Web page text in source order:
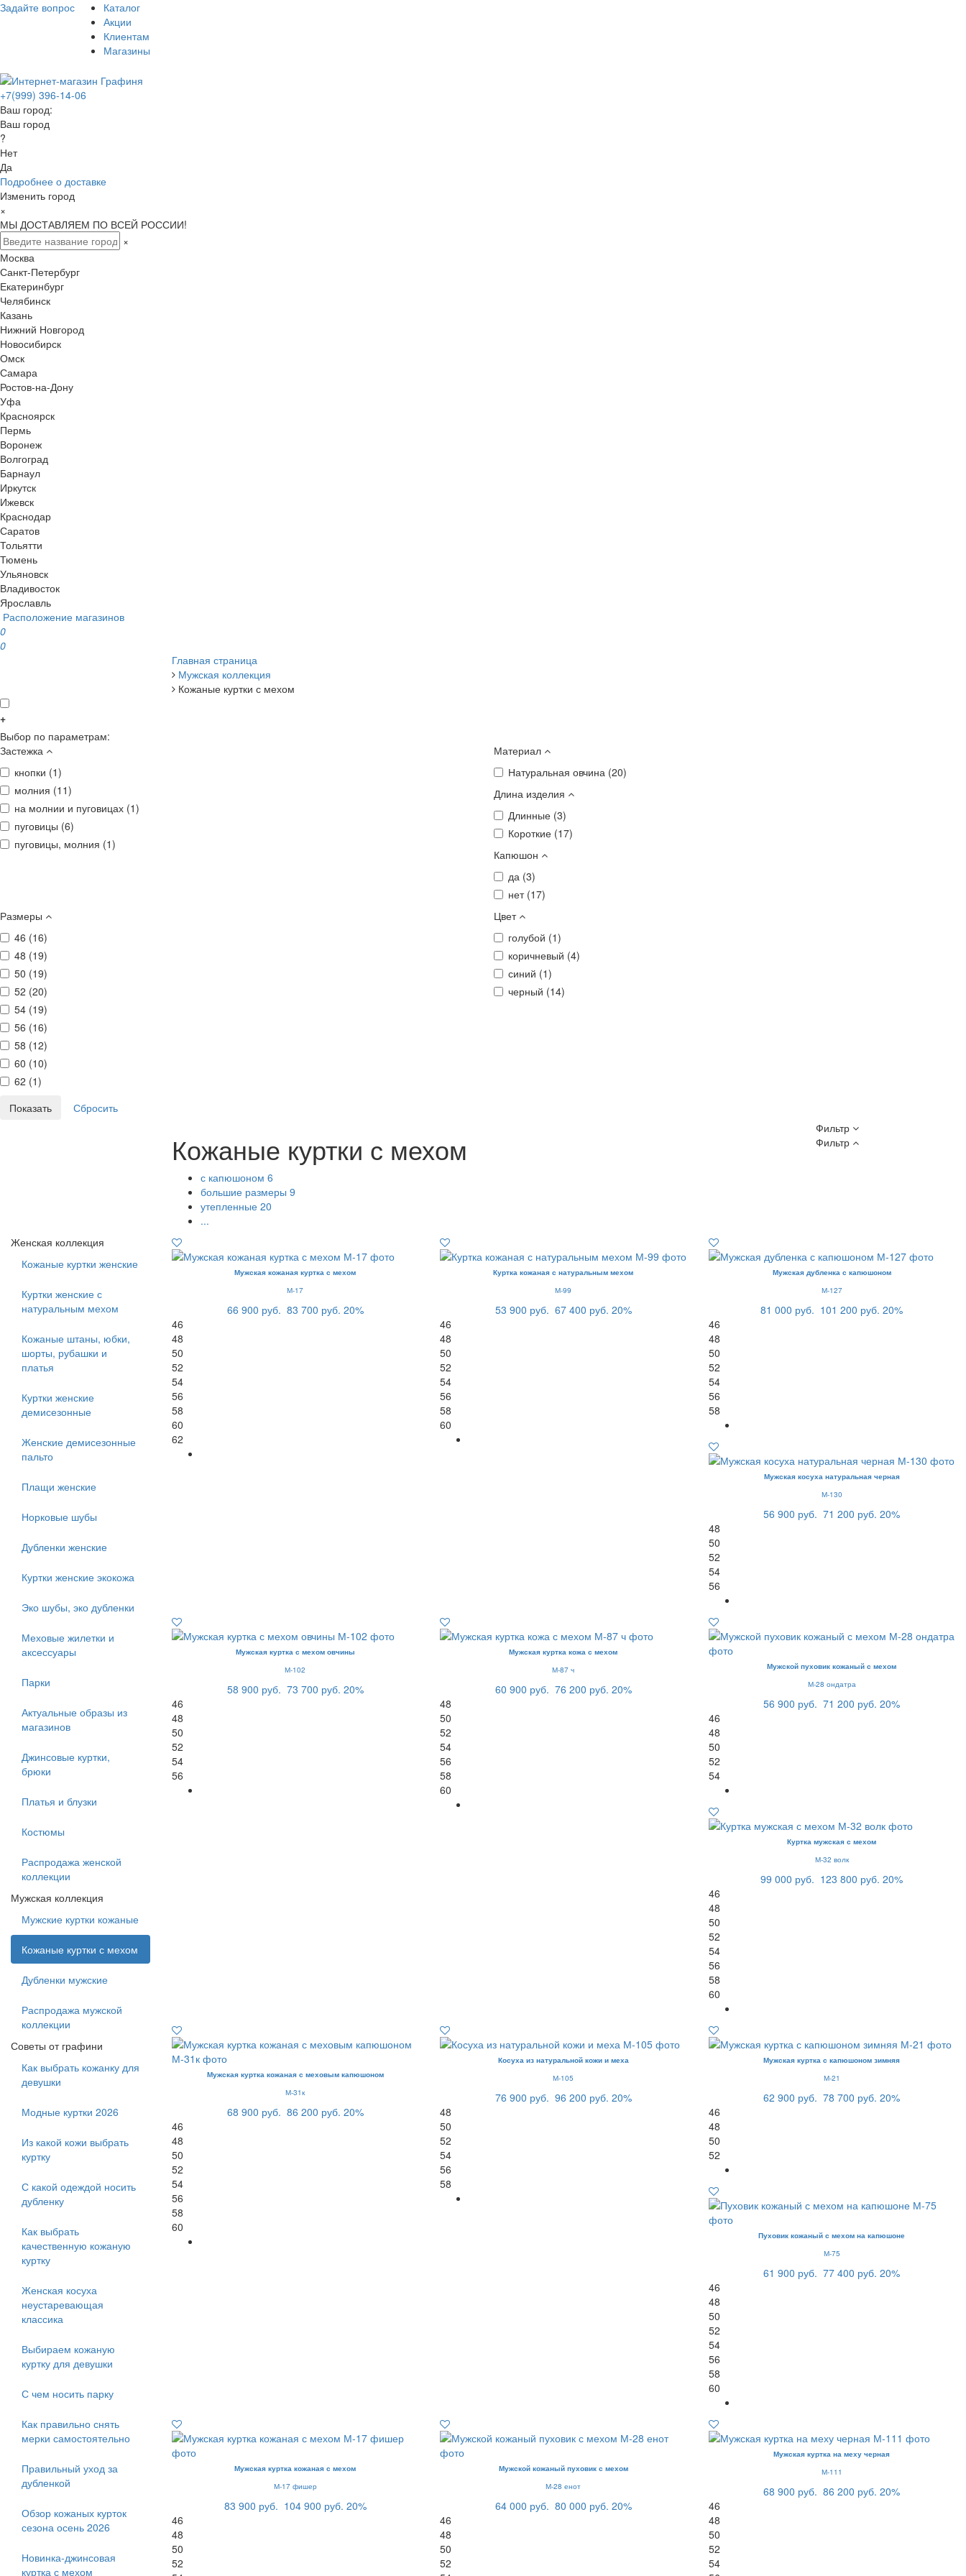
Задайте вопрос
Каталог
Акции
Клиентам
Магазины
+7(999) 396-14-06
Ваш город:
Ваш город
?
Нет
Да
Подробнее о доставке
Изменить город
×
МЫ ДОСТАВЛЯЕМ ПО ВСЕЙ РОССИИ!
×
Москва
Санкт-Петербург
Екатеринбург
Челябинск
Казань
Нижний Новгород
Новосибирск
Омск
Самара
Ростов-на-Дону
Уфа
Красноярск
Пермь
Воронеж
Волгоград
Барнаул
Иркутск
Ижевск
Краснодар
Саратов
Тольятти
Тюмень
Ульяновск
Владивосток
Ярославль
Расположение магазинов
0
0
Главная страница
Мужская коллекция
Кожаные куртки с мехом
+
Выбор по параметрам:
Застежка
кнопки (1)
молния (11)
на молнии и пуговицах (1)
пуговицы (6)
пуговицы, молния (1)
Материал
Натуральная овчина (20)
Длина изделия
Длинные (3)
Короткие (17)
Капюшон
да (3)
нет (17)
Размеры
46 (16)
48 (19)
50 (19)
52 (20)
54 (19)
56 (16)
58 (12)
60 (10)
62 (1)
Цвет
голубой (1)
коричневый (4)
синий (1)
черный (14)
Кожаные куртки с мехом
с капюшоном 6
большие размеры 9
утепленные 20
...
Фильтр
Фильтр
Женская коллекция
Кожаные куртки женские
Куртки женские с
натуральным мехом
Кожаные штаны, юбки,
шорты, рубашки и
платья
Куртки женские
демисезонные
Женские демисезонные
пальто
Плащи женские
Норковые шубы
Дубленки женские
Куртки женские экокожа
Эко шубы, эко дубленки
Меховые жилетки и
аксессуары
Парки
Актуальные образы из
магазинов
Джинсовые куртки,
брюки
Платья и блузки
Костюмы
Распродажа женской
коллекции
Мужская коллекция
Мужские куртки кожаные
Кожаные куртки с мехом
Дубленки мужские
Распродажа мужской
коллекции
Советы от графини
Как выбрать кожанку для
девушки
Модные куртки 2026
Из какой кожи выбрать
куртку
С какой одеждой носить
дубленку
Как выбрать
качественную кожаную
куртку
Женская косуха
неустаревающая
классика
Выбираем кожаную
куртку для девушки
С чем носить парку
Как правильно снять
мерки самостоятельно
Правильный уход за
дубленкой
Обзор кожаных курток
сезона осень 2026
Новинка-джинсовая
куртка с мехом
Мужская кожаная куртка с мехом
М-17
66 900 руб. 83 700 руб. 20%
46
48
50
52
54
56
58
60
62
Куртка кожаная с натуральным мехом
М-99
53 900 руб. 67 400 руб. 20%
46
48
50
52
54
56
58
60
Мужская дубленка с капюшоном
М-127
81 000 руб. 101 200 руб. 20%
46
48
50
52
54
56
58
Мужская косуха натуральная черная
М-130
56 900 руб. 71 200 руб. 20%
48
50
52
54
56
Мужская куртка с мехом овчины
М-102
58 900 руб. 73 700 руб. 20%
46
48
50
52
54
56
Мужская куртка кожа с мехом
М-87 ч
60 900 руб. 76 200 руб. 20%
48
50
52
54
56
58
60
Мужской пуховик кожаный с мехом
М-28 ондатра
56 900 руб. 71 200 руб. 20%
46
48
50
52
54
Куртка мужская с мехом
М-32 волк
99 000 руб. 123 800 руб. 20%
46
48
50
52
54
56
58
60
Мужская куртка кожаная с меховым капюшоном
М-31к
68 900 руб. 86 200 руб. 20%
46
48
50
52
54
56
58
60
Косуха из натуральной кожи и меха
М-105
76 900 руб. 96 200 руб. 20%
48
50
52
54
56
58
Мужская куртка с капюшоном зимняя
М-21
62 900 руб. 78 700 руб. 20%
46
48
50
52
Пуховик кожаный с мехом на капюшоне
М-75
61 900 руб. 77 400 руб. 20%
46
48
50
52
54
56
58
60
Мужская куртка кожаная с мехом
М-17 фишер
83 900 руб. 104 900 руб. 20%
46
48
50
52
Мужской кожаный пуховик с мехом
М-28 енот
64 000 руб. 80 000 руб. 20%
46
48
50
52
Мужская куртка на меху черная
М-111
68 900 руб. 86 200 руб. 20%
46
48
50
52
54